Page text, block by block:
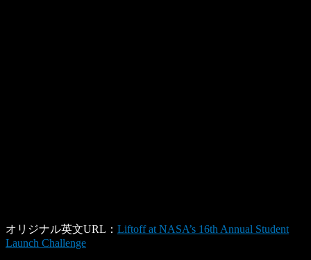
オリジナル英文URL： Liftoff at NASA’s 16th Annual Student
Launch Challenge